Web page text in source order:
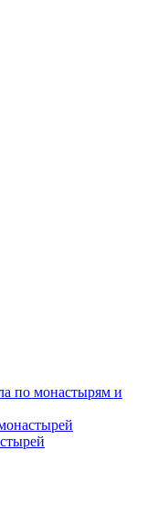
по монастырям и